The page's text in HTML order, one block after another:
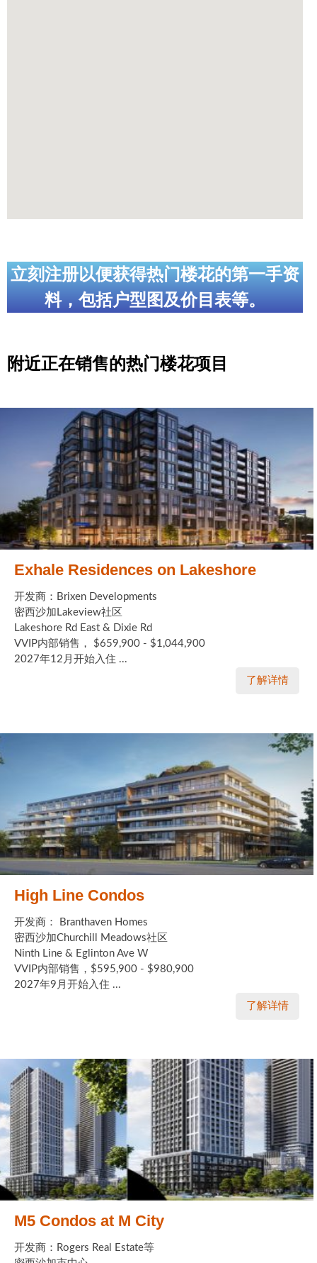
立刻注册以便获得热门楼花的第一手资
料，包括户型图及价目表等。
附近正在销售的热门楼花项目
Exhale Residences on Lakeshore
开发商：Brixen Developments
密西沙加Lakeview社区
Lakeshore Rd East & Dixie Rd
VVIP内部销售， $659,900 - $1,044,900
2027年12月开始入住 ...
了解详情
High Line Condos
开发商： Branthaven Homes
密西沙加Churchill Meadows社区
Ninth Line & Eglinton Ave W
VVIP内部销售，$595,900 - $980,900
2027年9月开始入住 ...
了解详情
M5 Condos at M City
开发商：Rogers Real Estate等